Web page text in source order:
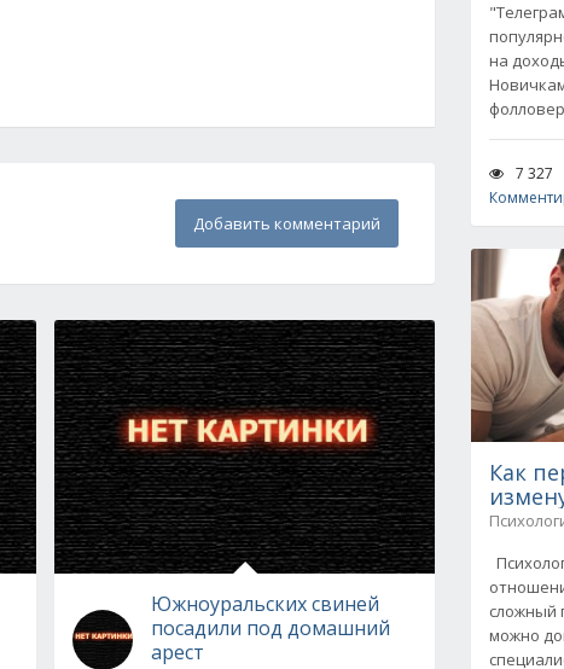
Добавить комментарий
Южноуральских свиней
посадили под домашний
арест
на
7 327
Как
сложный
можно